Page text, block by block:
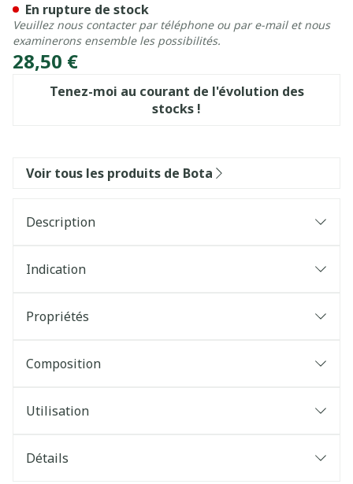
28,50 €
Tenez-moi au courant de l'évolution des
stocks !
En rupture de stock
Veuillez nous contacter par téléphone ou par e-mail et nous
examinerons ensemble les possibilités.
Voir tous les produits de Bota
Description
Indication
Propriétés
Composition
Utilisation
Détails